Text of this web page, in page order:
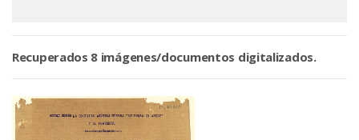
Recuperados 8 imágenes/documentos digitalizados.